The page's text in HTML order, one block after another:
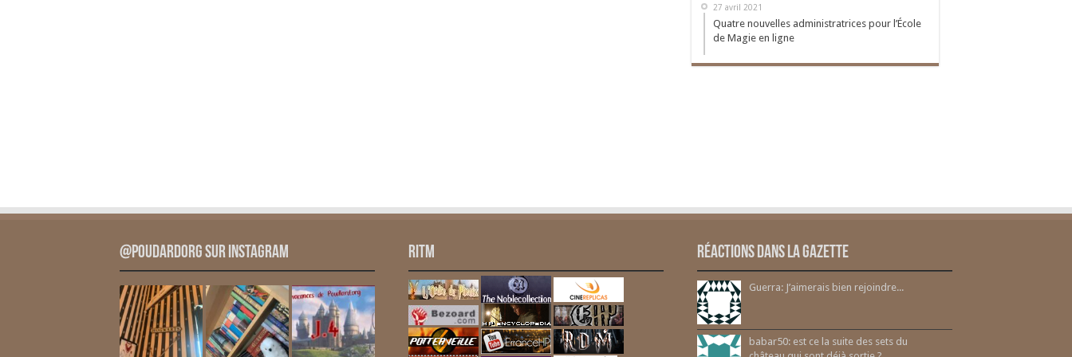
27 avril 2021
Quatre nouvelles administratrices pour l’École
de Magie en ligne
@PoudardOrg sur Instagram RITM Réactions dans la gazette
Guerra: J’aimerais bien rejoindre...
babar50: est ce la suite des sets du